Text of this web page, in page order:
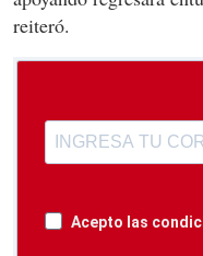
reiteró.
Acepto las